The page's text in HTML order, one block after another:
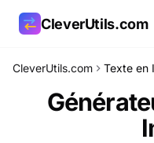
CleverUtils.com
CleverUtils.com Texte en
Copier le lien